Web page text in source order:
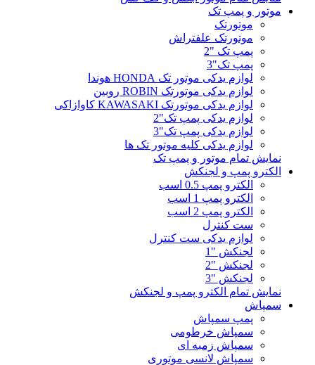
موتور و پمپ تک
موتورتک
موتورتک علفتراش
پمپ تک "2
پمپ تک"3
لوازم یدکی موتور تک HONDA هوندا
لوازم یدکی موتورتک ROBIN روبین
لوازم یدکی موتورتک KAWASAKI کاوازاکی
لوازم یدکی پمپ تک"2
لوازم یدکی پمپ تک"3
لوازم یدکی کلیه موتور تک ها
نمایش تمام موتور و پمپ تک
الکترو پمپ و لجنکش
الکترو پمپ 0.5 اسب
الکترو پمپ 1 اسب
الکترو پمپ 2 اسب
ست کنترل
لوازم یدکی ست کنترل
لجنکش "1
لجنکش "2
لجنکش "3
نمایش تمام الکترو پمپ و لجنکش
سمپاش
پمپ سمپاش
سمپاش خرطومی
سمپاش زمبه ای
سمپاش لانسی موتوری